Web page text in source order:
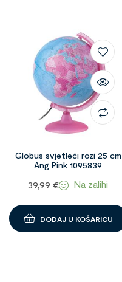
Globus svjetleći rozi 25 cm
Ang Pink 1095839
39,99€ Na zalihi
DODAJ U KOŠARICU